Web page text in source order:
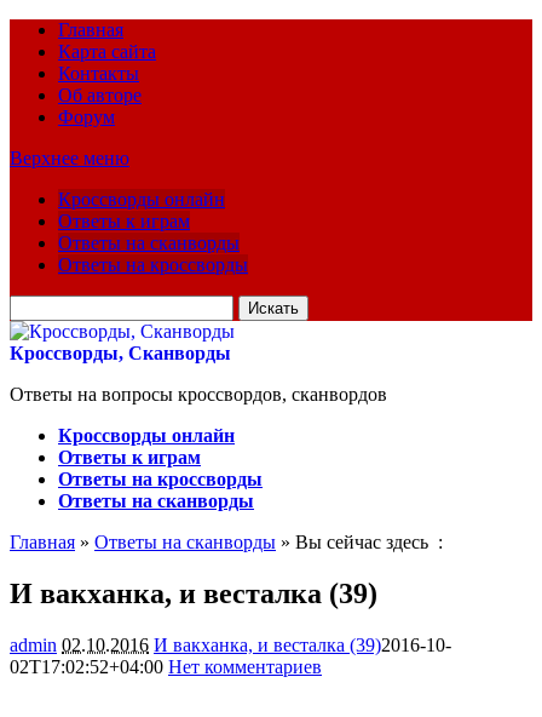
Главная
Карта сайта
Контакты
Об авторе
Форум
Верхнее меню
Кроссворды онлайн
Ответы к играм
Ответы на сканворды
Ответы на кроссворды
для:
Кроссворды, Сканворды
Ответы на вопросы кроссвордов, сканвордов
Кроссворды онлайн
Ответы к играм
Ответы на кроссворды
Ответы на сканворды
Главная » Ответы на сканворды » Вы сейчас здесь :
И вакханка, и весталка (39)
admin 02.10.2016 И вакханка, и весталка (39)2016-10-
02T17:02:52+04:00 Нет комментариев